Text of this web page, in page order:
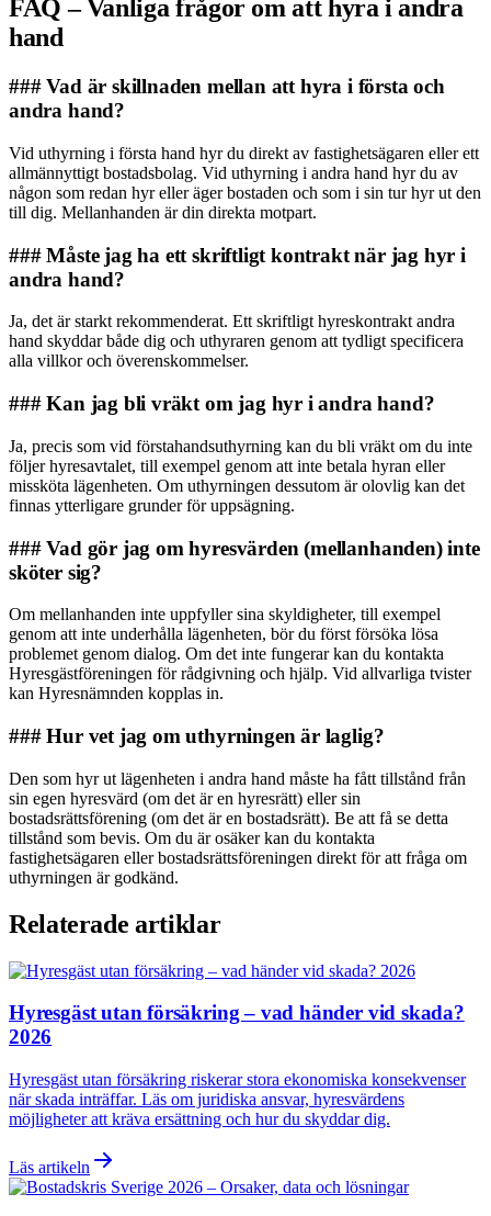
FAQ – Vanliga frågor om att hyra i andra
hand
### Vad är skillnaden mellan att hyra i första och
andra hand?
Vid uthyrning i första hand hyr du direkt av fastighetsägaren eller ett
allmännyttigt bostadsbolag. Vid uthyrning i andra hand hyr du av
någon som redan hyr eller äger bostaden och som i sin tur hyr ut den
till dig. Mellanhanden är din direkta motpart.
### Måste jag ha ett skriftligt kontrakt när jag hyr i
andra hand?
Ja, det är starkt rekommenderat. Ett skriftligt hyreskontrakt andra
hand skyddar både dig och uthyraren genom att tydligt specificera
alla villkor och överenskommelser.
### Kan jag bli vräkt om jag hyr i andra hand?
Ja, precis som vid förstahandsuthyrning kan du bli vräkt om du inte
följer hyresavtalet, till exempel genom att inte betala hyran eller
missköta lägenheten. Om uthyrningen dessutom är olovlig kan det
finnas ytterligare grunder för uppsägning.
### Vad gör jag om hyresvärden (mellanhanden) inte
sköter sig?
Om mellanhanden inte uppfyller sina skyldigheter, till exempel
genom att inte underhålla lägenheten, bör du först försöka lösa
problemet genom dialog. Om det inte fungerar kan du kontakta
Hyresgästföreningen för rådgivning och hjälp. Vid allvarliga tvister
kan Hyresnämnden kopplas in.
### Hur vet jag om uthyrningen är laglig?
Den som hyr ut lägenheten i andra hand måste ha fått tillstånd från
sin egen hyresvärd (om det är en hyresrätt) eller sin
bostadsrättsförening (om det är en bostadsrätt). Be att få se detta
tillstånd som bevis. Om du är osäker kan du kontakta
fastighetsägaren eller bostadsrättsföreningen direkt för att fråga om
uthyrningen är godkänd.
Relaterade artiklar
Hyresgäst utan försäkring – vad händer vid skada?
2026
Hyresgäst utan försäkring riskerar stora ekonomiska konsekvenser
när skada inträffar. Läs om juridiska ansvar, hyresvärdens
möjligheter att kräva ersättning och hur du skyddar dig.
Läs artikeln